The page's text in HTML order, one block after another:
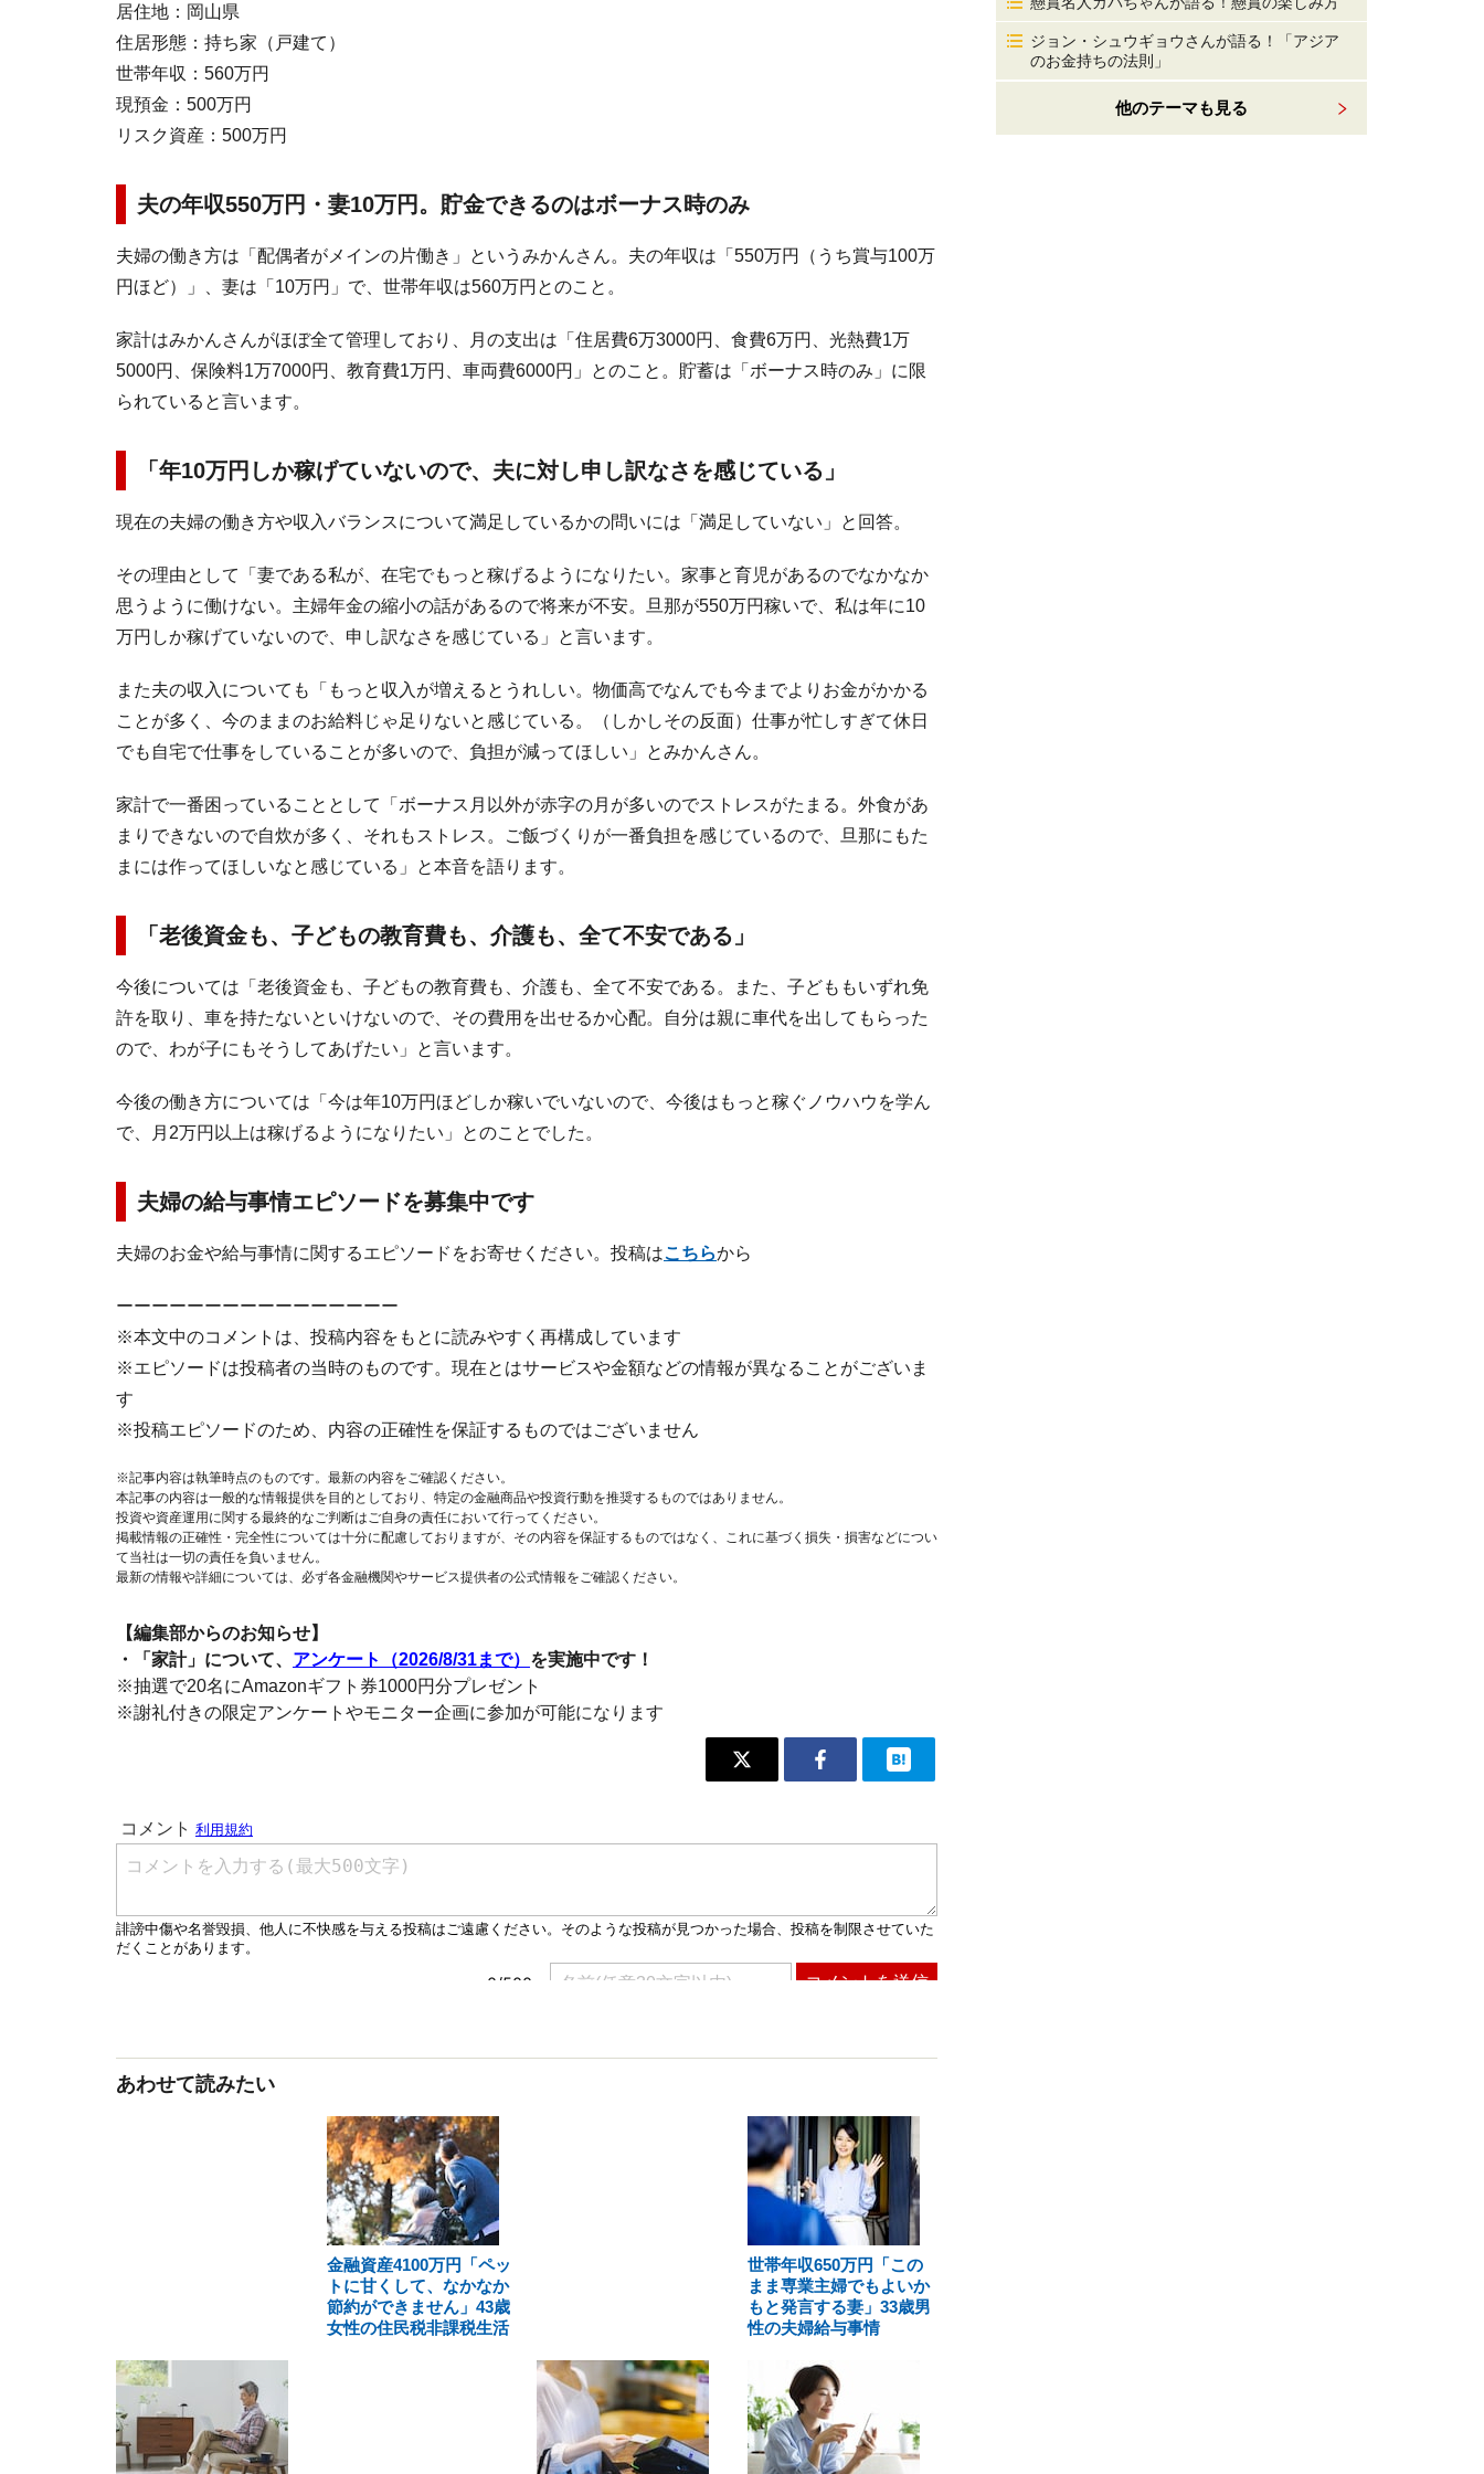
居住地：岡山県
住居形態：持ち家（戸建て）
世帯年収：560万円
現預金：500万円
リスク資産：500万円
夫の年収550万円・妻10万円。貯金できるのはボーナス時のみ
夫婦の働き方は「配偶者がメインの片働き」というみかんさん。夫の年収は「550万円（うち賞与100万
円ほど）」、妻は「10万円」で、世帯年収は560万円とのこと。
家計はみかんさんがほぼ全て管理しており、月の支出は「住居費6万3000円、食費6万円、光熱費1万
5000円、保険料1万7000円、教育費1万円、車両費6000円」とのこと。貯蓄は「ボーナス時のみ」に限
られていると言います。
「年10万円しか稼げていないので、夫に対し申し訳なさを感じている」
現在の夫婦の働き方や収入バランスについて満足しているかの問いには「満足していない」と回答。
その理由として「妻である私が、在宅でもっと稼げるようになりたい。家事と育児があるのでなかなか
思うように働けない。主婦年金の縮小の話があるので将来が不安。旦那が550万円稼いで、私は年に10
万円しか稼げていないので、申し訳なさを感じている」と言います。
また夫の収入についても「もっと収入が増えるとうれしい。物価高でなんでも今までよりお金がかかる
ことが多く、今のままのお給料じゃ足りないと感じている。（しかしその反面）仕事が忙しすぎて休日
でも自宅で仕事をしていることが多いので、負担が減ってほしい」とみかんさん。
家計で一番困っていることとして「ボーナス月以外が赤字の月が多いのでストレスがたまる。外食があ
まりできないので自炊が多く、それもストレス。ご飯づくりが一番負担を感じているので、旦那にもた
まには作ってほしいなと感じている」と本音を語ります。
「老後資金も、子どもの教育費も、介護も、全て不安である」
今後については「老後資金も、子どもの教育費も、介護も、全て不安である。また、子どももいずれ免
許を取り、車を持たないといけないので、その費用を出せるか心配。自分は親に車代を出してもらった
ので、わが子にもそうしてあげたい」と言います。
今後の働き方については「今は年10万円ほどしか稼いでいないので、今後はもっと稼ぐノウハウを学ん
で、月2万円以上は稼げるようになりたい」とのことでした。
夫婦の給与事情エピソードを募集中です
夫婦のお金や給与事情に関するエピソードをお寄せください。投稿はこちらから
ーーーーーーーーーーーーーーーー
※本文中のコメントは、投稿内容をもとに読みやすく再構成しています
※エピソードは投稿者の当時のものです。現在とはサービスや金額などの情報が異なることがございま
す
※投稿エピソードのため、内容の正確性を保証するものではございません
※記事内容は執筆時点のものです。最新の内容をご確認ください。
本記事の内容は一般的な情報提供を目的としており、特定の金融商品や投資行動を推奨するものではありません。
投資や資産運用に関する最終的なご判断はご自身の責任において行ってください。
掲載情報の正確性・完全性については十分に配慮しておりますが、その内容を保証するものではなく、これに基づく損失・損害などについ
て当社は一切の責任を負いません。
最新の情報や詳細については、必ず各金融機関やサービス提供者の公式情報をご確認ください。
【編集部からのお知らせ】
・「家計」について、 アンケート（2026/8/31まで） を実施中です！
※抽選で20名にAmazonギフト券1000円分プレゼント
※謝礼付きの限定アンケートやモニター企画に参加が可能になります
あわせて読みたい
金融資産4100万円「ペッ
トに甘くして、なかなか
節約ができません」43歳
女性の住民税非課税生活
世帯年収650万円「この
まま専業主婦でもよいか
もと発言する妻」33歳男
性の夫婦給与事情
ジョン・シュウギョウさんが語る！「アジア
のお金持ちの法則」
他のテーマも見る